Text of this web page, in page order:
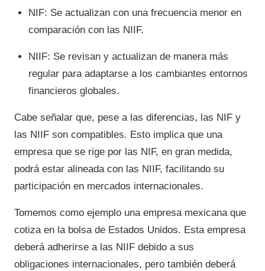
NIF: Se actualizan con una frecuencia menor en
comparación con las NIIF.
NIIF: Se revisan y actualizan de manera más
regular para adaptarse a los cambiantes entornos
financieros globales.
Cabe señalar que, pese a las diferencias, las NIF y
las NIIF son compatibles. Esto implica que una
empresa que se rige por las NIF, en gran medida,
podrá estar alineada con las NIIF, facilitando su
participación en mercados internacionales.
Tomemos como ejemplo una empresa mexicana que
cotiza en la bolsa de Estados Unidos. Esta empresa
deberá adherirse a las NIIF debido a sus
obligaciones internacionales, pero también deberá